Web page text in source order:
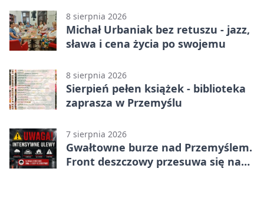
8 sierpnia 2026
Michał Urbaniak bez retuszu - jazz,
sława i cena życia po swojemu
8 sierpnia 2026
Sierpień pełen książek - biblioteka
zaprasza w Przemyślu
7 sierpnia 2026
Gwałtowne burze nad Przemyślem.
Front deszczowy przesuwa się na